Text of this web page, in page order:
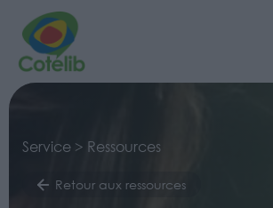
Service > Ressources
Retour aux ressources